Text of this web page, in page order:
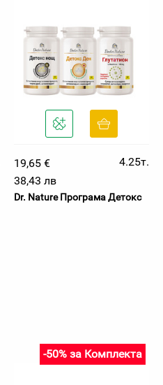
19,65 €
4.25т.
38,43 лв
Dr. Nature Програма Детокс
-50% за Комплекта